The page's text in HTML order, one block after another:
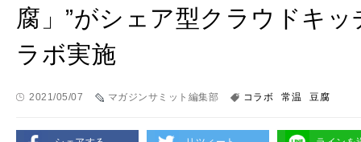
腐」”がシェア型クラウドキ
ラボ実施
2021/05/07 マガジンサミット編集部 コラボ 常温 豆腐